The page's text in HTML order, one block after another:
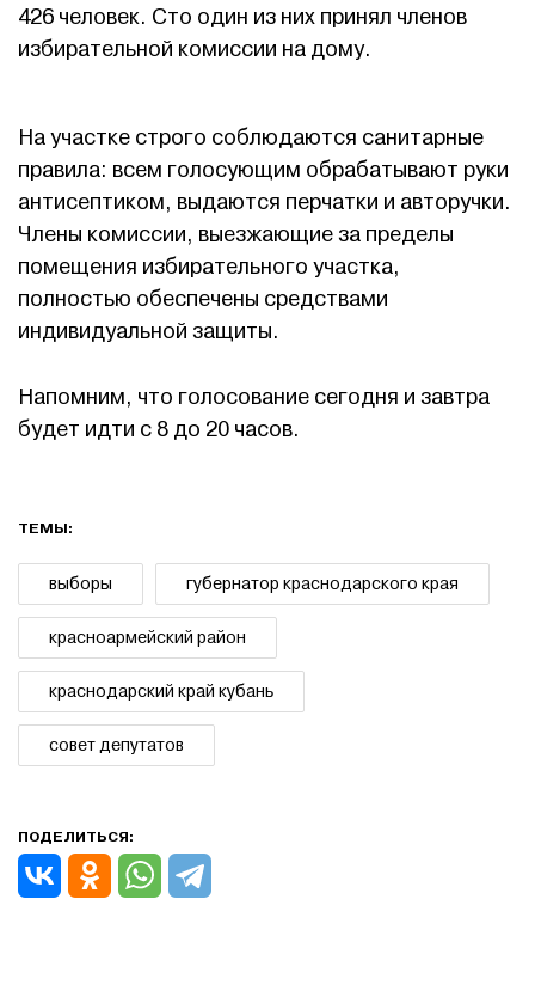
426 человек. Сто один из них принял членов
избирательной комиссии на дому.
На участке строго соблюдаются санитарные
правила: всем голосующим обрабатывают руки
антисептиком, выдаются перчатки и авторучки.
Члены комиссии, выезжающие за пределы
помещения избирательного участка,
полностью обеспечены средствами
индивидуальной защиты.
Напомним, что голосование сегодня и завтра
будет идти с 8 до 20 часов.
ТЕМЫ:
выборы губернатор краснодарского края
красноармейский район
краснодарский край кубань
совет депутатов
ПОДЕЛИТЬСЯ: